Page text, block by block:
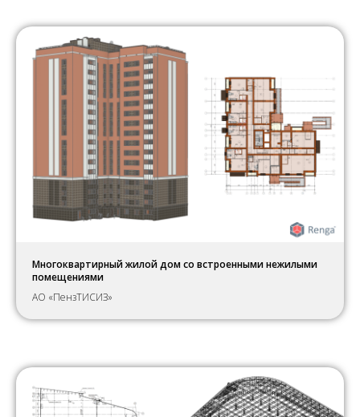
Многоквартирный жилой дом со встроенными нежилыми
помещениями
АО «ПензТИСИЗ»